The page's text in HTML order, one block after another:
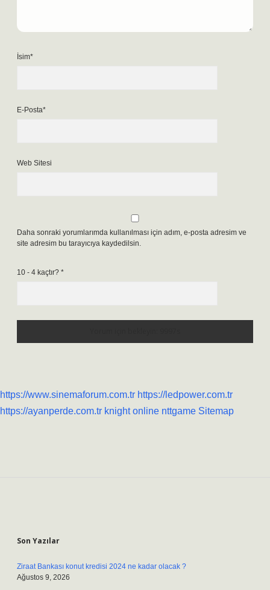
İsim*
E-Posta*
Web Sitesi
Daha sonraki yorumlarımda kullanılması için adım, e-posta adresim ve
site adresim bu tarayıcıya kaydedilsin.
10 - 4 kaçtır? *
https://www.sinemaforum.com.tr https://ledpower.com.tr
https://ayanperde.com.tr knight online nttgame Sitemap
Son Yazılar
Ziraat Bankası konut kredisi 2024 ne kadar olacak ?
Ağustos 9, 2026